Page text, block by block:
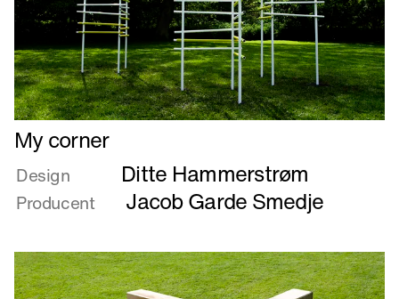
Læs
mere
om
My
corner
My corner
Design Ditte Hammerstrøm
Producent Jacob Garde Smedje